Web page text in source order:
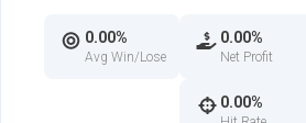
0.00%
Avg Win/Lose
0.00%
Net Profit
0.00%